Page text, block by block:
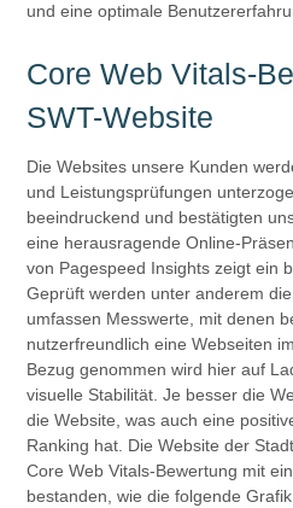
und eine optimale
Core Web Vitals-
SWT-Website
Die Websites unsere Kunden
und Leistungsprüfungen
beeindruckend und bestätigten
eine herausragende Online-
von Pagespeed Insights zeigt ein
Geprüft werden unter anderem
umfassen Messwerte, mit denen
nutzerfreundlich eine Webseiten
Bezug genommen wird hier auf
visuelle Stabilität. Je besser die
die Website, was auch eine
Ranking hat. Die Website der
Core Web Vitals-Bewertung mit
bestanden, wie die folgende